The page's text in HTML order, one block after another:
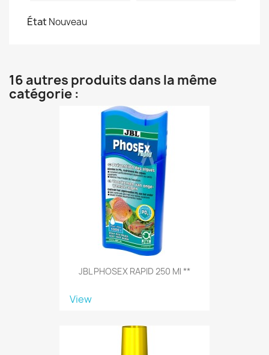
ÉtatNouveau
16 autres produits dans la même
catégorie :
JBL PHOSEX RAPID 250 Ml **
View